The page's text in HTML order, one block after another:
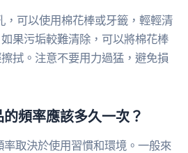
，可以使用棉花棒或牙籤，輕輕清
果污垢較難清除，可以將棉花棒
拭。注意不要用力過猛，避免損
頻率應該多久一次？
取決於使用習慣和環境。一般來